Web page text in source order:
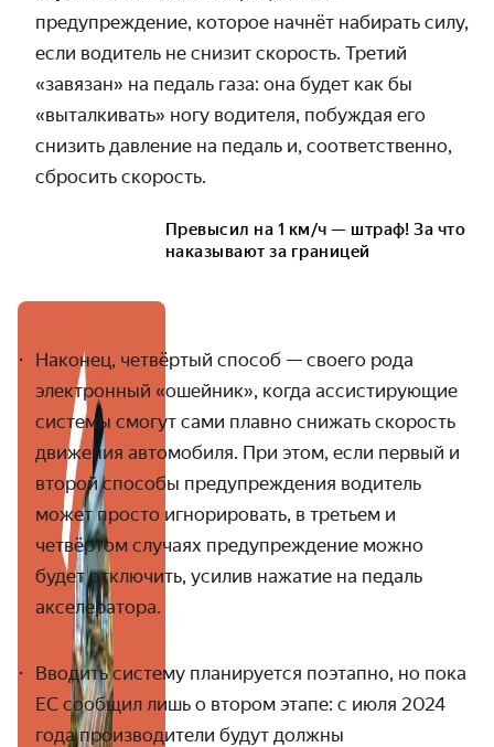
предупреждение, которое начнёт набирать силу,
если водитель не снизит скорость. Третий
«завязан» на педаль газа: она будет как бы
«выталкивать» ногу водителя, побуждая его
снизить давление на педаль и, соответственно,
сбросить скорость.
Превысил на 1 км/ч — штраф! За что
наказывают за границей
Наконец, четвёртый способ — своего рода
электронный «ошейник», когда ассистирующие
системы смогут сами плавно снижать скорость
движения автомобиля. При этом, если первый и
второй способы предупреждения водитель
может просто игнорировать, в третьем и
четвёртом случаях предупреждение можно
будет отключить, усилив нажатие на педаль
акселератора.
Вводить систему планируется поэтапно, но пока
ЕС сообщил лишь о втором этапе: с июля 2024
годапроизводители будут должны